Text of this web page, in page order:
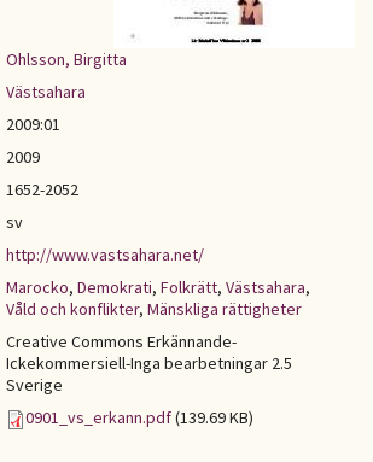
Ohlsson, Birgitta
Västsahara
2009:01
2009
1652-2052
sv
http://www.vastsahara.net/
Marocko, Demokrati, Folkrätt, Västsahara,
Våld och konflikter, Mänskliga rättigheter
Creative Commons Erkännande-
Ickekommersiell-Inga bearbetningar 2.5
Sverige
0901_vs_erkann.pdf(139.69 KB)